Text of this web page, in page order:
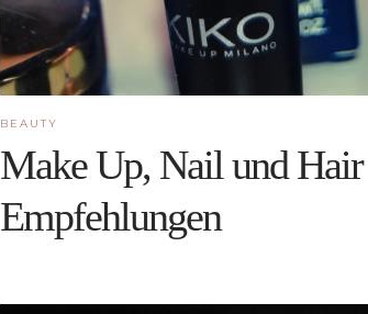
BEAUTY
Make Up, Nail und Hair
Empfehlungen